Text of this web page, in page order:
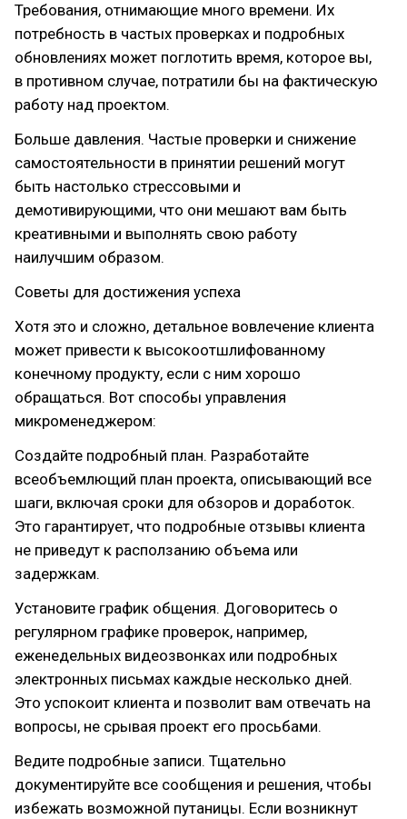
Требования, отнимающие много времени. Их
потребность в частых проверках и подробных
обновлениях может поглотить время, которое вы,
в противном случае, потратили бы на фактическую
работу над проектом.
Больше давления. Частые проверки и снижение
самостоятельности в принятии решений могут
быть настолько стрессовыми и
демотивирующими, что они мешают вам быть
креативными и выполнять свою работу
наилучшим образом.
Советы для достижения успеха
Хотя это и сложно, детальное вовлечение клиента
может привести к высокоотшлифованному
конечному продукту, если с ним хорошо
обращаться. Вот способы управления
микроменеджером:
Создайте подробный план. Разработайте
всеобъемлющий план проекта, описывающий все
шаги, включая сроки для обзоров и доработок.
Это гарантирует, что подробные отзывы клиента
не приведут к расползанию объема или
задержкам.
Установите график общения. Договоритесь о
регулярном графике проверок, например,
еженедельных видеозвонках или подробных
электронных письмах каждые несколько дней.
Это успокоит клиента и позволит вам отвечать на
вопросы, не срывая проект его просьбами.
Ведите подробные записи. Тщательно
документируйте все сообщения и решения, чтобы
избежать возможной путаницы. Если возникнут